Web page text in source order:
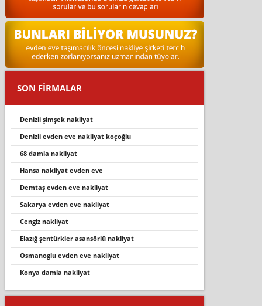
SON FİRMALAR
denizli şimşek nakliyat
denizli evden eve nakliyat koçoğlu
68 damla nakliyat
hansa nakliyat evden eve
demtaş evden eve nakliyat
sakarya evden eve nakliyat
cengiz nakliyat
elazığ şentürkler asansörlü nakliyat
osmanoglu evden eve nakliyat
konya damla nakliyat